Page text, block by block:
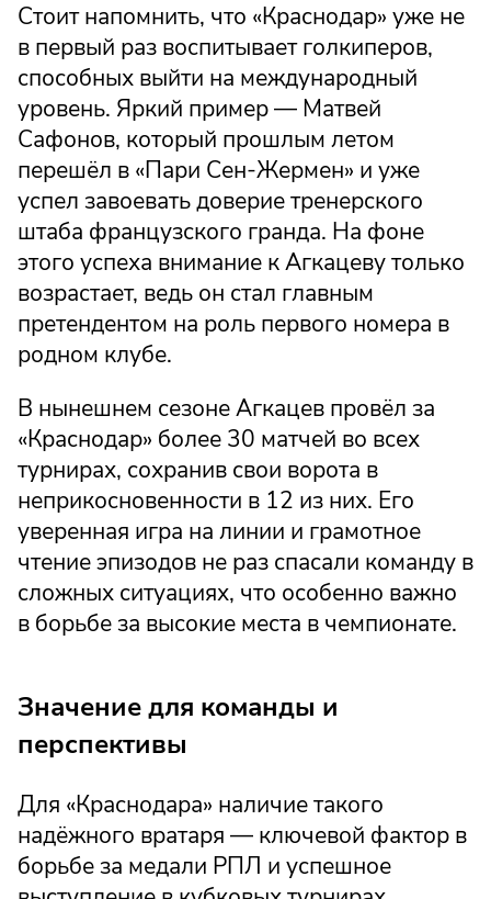
Стоит напомнить, что «Краснодар» уже не
в первый раз воспитывает голкиперов,
способных выйти на международный
уровень. Яркий пример — Матвей
Сафонов, который прошлым летом
перешёл в «Пари Сен-Жермен» и уже
успел завоевать доверие тренерского
штаба французского гранда. На фоне
этого успеха внимание к Агкацеву только
возрастает, ведь он стал главным
претендентом на роль первого номера в
родном клубе.
В нынешнем сезоне Агкацев провёл за
«Краснодар» более 30 матчей во всех
турнирах, сохранив свои ворота в
неприкосновенности в 12 из них. Его
уверенная игра на линии и грамотное
чтение эпизодов не раз спасали команду в
сложных ситуациях, что особенно важно
в борьбе за высокие места в чемпионате.
Значение для команды и
перспективы
Для «Краснодара» наличие такого
надёжного вратаря — ключевой фактор в
борьбе за медали РПЛ и успешное